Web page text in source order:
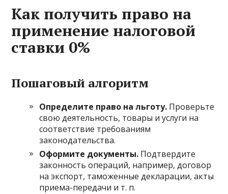
Как получить право на
применение налоговой
ставки 0%
Пошаговый алгоритм
Определите право на льготу. Проверьте
свою деятельность, товары и услуги на
соответствие требованиям
законодательства.
Оформите документы. Подтвердите
законность операций, например, договор
на экспорт, таможенные декларации, акты
приема-передачи и т. п.